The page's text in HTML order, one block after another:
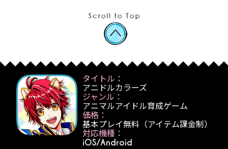
タイトル：
アニドルカラーズ
ジャンル：
アニマルアイドル育成ゲーム
価格：
基本プレイ無料（アイテム課金制）
対応機種：
iOS/Android